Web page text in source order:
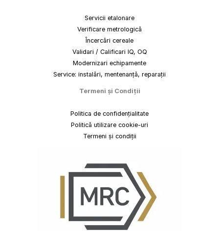
Servicii etalonare
Verificare metrologică
Încercări cereale
Validari / Calificari IQ, OQ
Modernizari echipamente
Service: instalări, mentenanță, reparații
Termeni și Condiții
Politica de confidențialitate
Politică utilizare cookie-uri
Termeni și condiții